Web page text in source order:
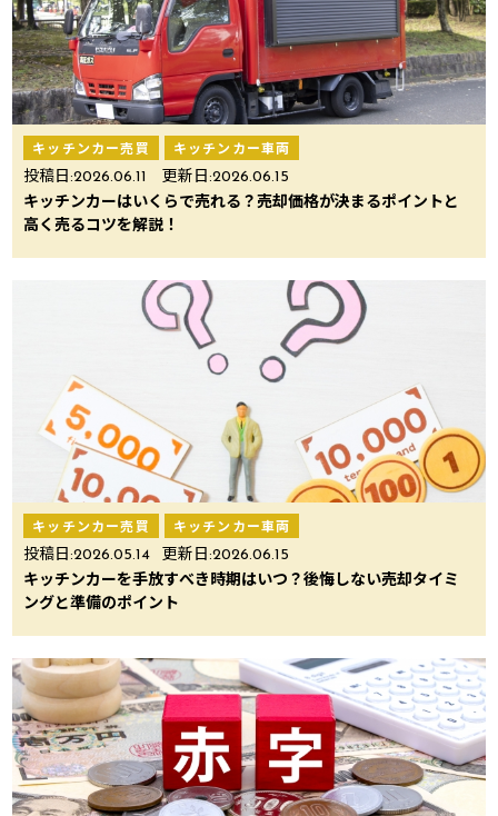
キッチンカー売買 キッチンカー車両
投稿日:2026.06.11 更新日:2026.06.15
キッチンカーはいくらで売れる？売却価格が決まるポイントと
高く売るコツを解説！
キッチンカー売買 キッチンカー車両
投稿日:2026.05.14 更新日:2026.06.15
キッチンカーを手放すべき時期はいつ？後悔しない売却タイミ
ングと準備のポイント